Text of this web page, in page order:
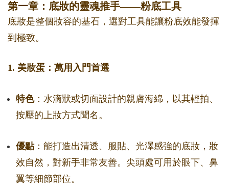
第一章：底妝的靈魂推手——粉底工具
底妝是整個妝容的基石，選對工具能讓粉底效能發揮
到極致。
1. 美妝蛋：萬用入門首選
特色：水滴狀或切面設計的親膚海綿，以其輕拍、
按壓的上妝方式聞名。
優點：能打造出清透、服貼、光澤感強的底妝，妝
效自然，對新手非常友善。尖頭處可用於眼下、鼻
翼等細節部位。